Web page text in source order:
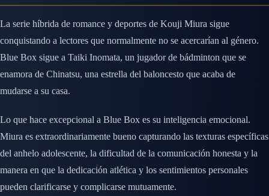
La serie híbrida de romance y deportes de Kouji Miura sigue
conquistando a lectores que normalmente no se acercarían al género.
Blue Box sigue a Taiki Inomata, un jugador de bádminton que se
enamora de Chinatsu, una estrella del baloncesto que acaba de
mudarse a su casa.
Lo que hace excepcional a Blue Box es su inteligencia emocional.
Miura es extraordinariamente bueno capturando las texturas específicas
del anhelo adolescente, la dificultad de la comunicación honesta y la
manera en que la dedicación atlética y los sentimientos personales
pueden clarificarse y complicarse mutuamente.